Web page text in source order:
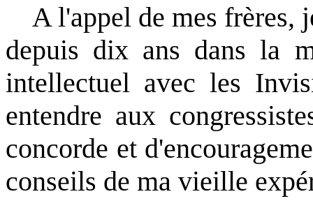
A l'appel de mes frères,
depuis dix ans dans la
intellectuel avec les
entendre aux
concorde et
conseils de ma vieille